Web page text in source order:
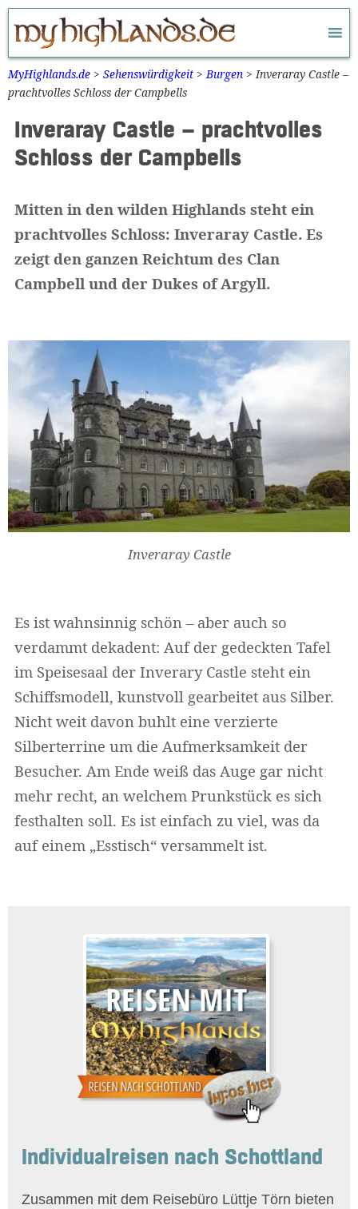
Zum
Inhalt
springen
MyHighlands.de > Sehenswürdigkeit >Burgen >Inveraray Castle –
prachtvolles Schloss der Campbells
Inveraray Castle – prachtvolles
Schloss der Campbells
Mitten in den wilden Highlands steht ein
prachtvolles Schloss: Inveraray Castle. Es
zeigt den ganzen Reichtum des Clan
Campbell und der Dukes of Argyll.
Inveraray Castle
Es ist wahnsinnig schön – aber auch so
verdammt dekadent: Auf der gedeckten Tafel
im Speisesaal der Inverary Castle steht ein
Schiffsmodell, kunstvoll gearbeitet aus Silber.
Nicht weit davon buhlt eine verzierte
Silberterrine um die Aufmerksamkeit der
Besucher. Am Ende weiß das Auge gar nicht
mehr recht, an welchem Prunkstück es sich
festhalten soll. Es ist einfach zu viel, was da
auf einem „Esstisch“ versammelt ist.
Individualreisen nach Schottland
Zusammen mit dem Reisebüro Lüttje Törn bieten